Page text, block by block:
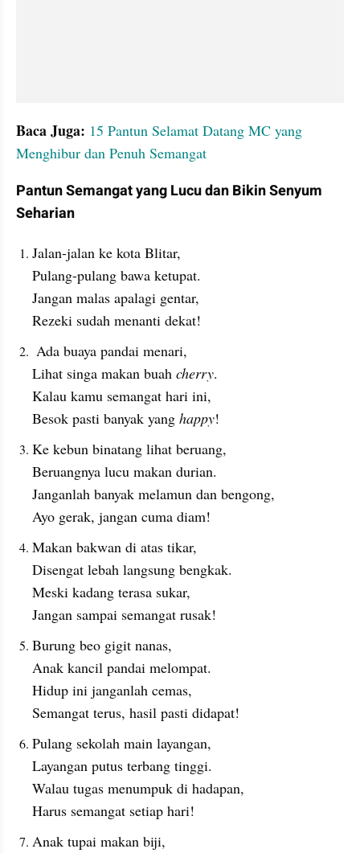
Baca Juga: 15 Pantun Selamat Datang MC yang
Menghibur dan Penuh Semangat
Pantun Semangat yang Lucu dan Bikin Senyum
Seharian
Jalan-jalan ke kota Blitar,
Pulang-pulang bawa ketupat.
Jangan malas apalagi gentar,
Rezeki sudah menanti dekat!
Ada buaya pandai menari,
Lihat singa makan buah cherry.
Kalau kamu semangat hari ini,
Besok pasti banyak yang happy!
Ke kebun binatang lihat beruang,
Beruangnya lucu makan durian.
Janganlah banyak melamun dan bengong,
Ayo gerak, jangan cuma diam!
Makan bakwan di atas tikar,
Disengat lebah langsung bengkak.
Meski kadang terasa sukar,
Jangan sampai semangat rusak!
Burung beo gigit nanas,
Anak kancil pandai melompat.
Hidup ini janganlah cemas,
Semangat terus, hasil pasti didapat!
Pulang sekolah main layangan,
Layangan putus terbang tinggi.
Walau tugas menumpuk di hadapan,
Harus semangat setiap hari!
Anak tupai makan biji,